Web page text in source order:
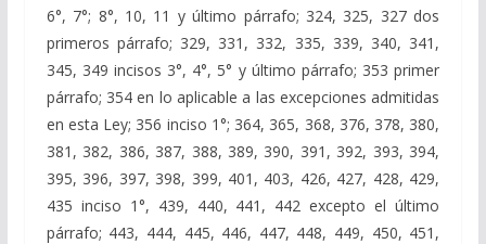
6°, 7°; 8°, 10, 11 y último párrafo; 324, 325, 327 dos
primeros párrafo; 329, 331, 332, 335, 339, 340, 341,
345, 349 incisos 3°, 4°, 5° y último párrafo; 353 primer
párrafo; 354 en lo aplicable a las excepciones admitidas
en esta Ley; 356 inciso 1°; 364, 365, 368, 376, 378, 380,
381, 382, 386, 387, 388, 389, 390, 391, 392, 393, 394,
395, 396, 397, 398, 399, 401, 403, 426, 427, 428, 429,
435 inciso 1°, 439, 440, 441, 442 excepto el último
párrafo; 443, 444, 445, 446, 447, 448, 449, 450, 451,